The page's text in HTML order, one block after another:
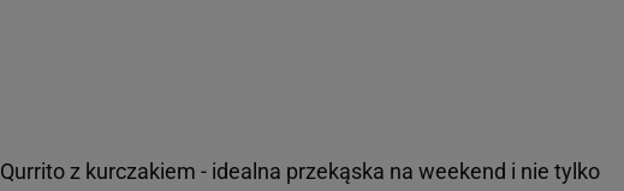
Qurrito z kurczakiem - idealna przekąska na weekend i nie tylko